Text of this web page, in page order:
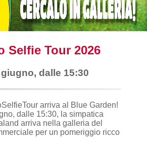
Selfie Tour 2026
dalle 15:30
arriva al Blue Garden!
dalle 15:30, la simpatica
arriva nella galleria del
per un pomeriggio ricco